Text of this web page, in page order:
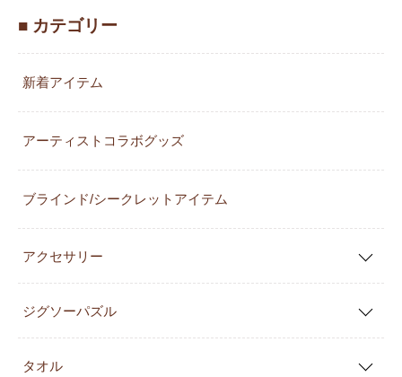
■ カテゴリー
新着アイテム
アーティストコラボグッズ
ブラインド/シークレットアイテム
アクセサリー
ジグソーパズル
タオル